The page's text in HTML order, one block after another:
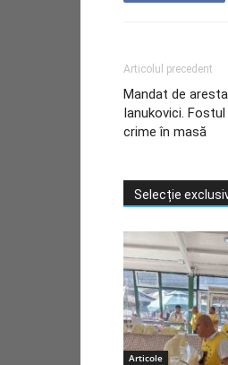
Articolul precedent
Mandat de
Ianukovici.
crime în masă
Selecție
Articole